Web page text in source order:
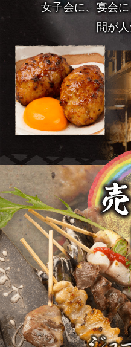
女子会に、宴会
間が人